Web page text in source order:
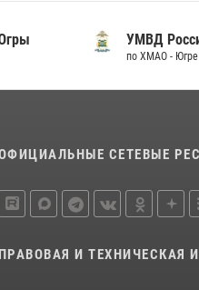
УМВД
по ХМАО - Югре
СЕТЕВЫЕ
ПРАВОВАЯ И ТЕХНИЧЕСКАЯ